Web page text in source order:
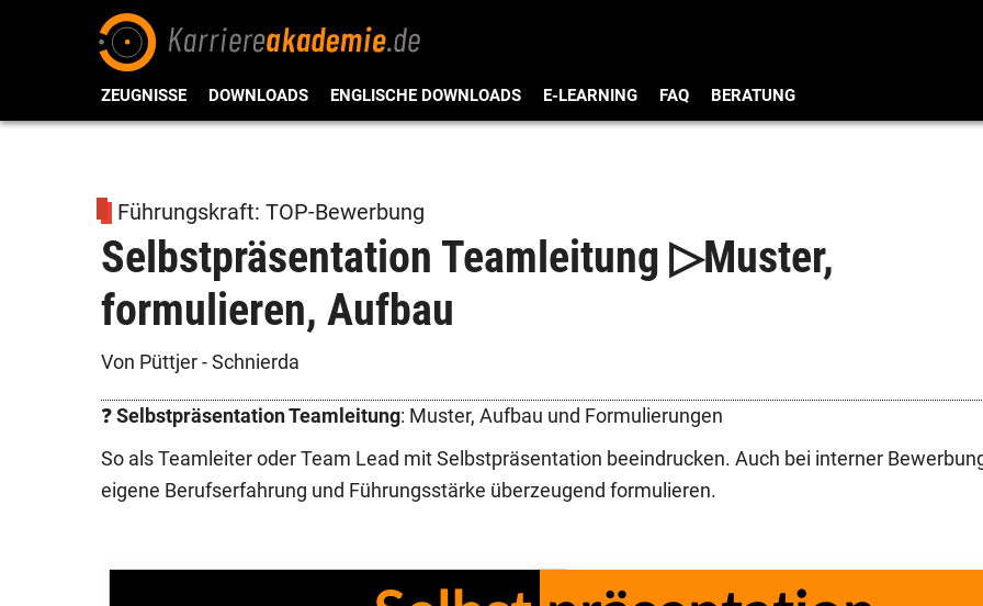
ZEUGNISSE DOWNLOADS ENGLISCHE DOWNLOADS E-LEARNING FAQ BERATUNG
Führungskraft: TOP-Bewerbung
Selbstpräsentation Teamleitung ▷Muster,
formulieren, Aufbau
Von Püttjer - Schnierda
❓ Selbstpräsentation Teamleitung: Muster, Aufbau und Formulierungen
So als Teamleiter oder Team Lead mit Selbstpräsentation beeindrucken. Auch bei interner
eigene Berufserfahrung und Führungsstärke überzeugend formulieren.